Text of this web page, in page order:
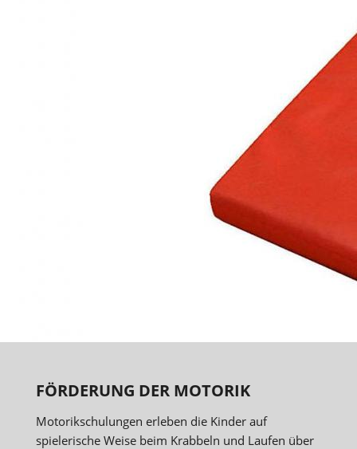
FÖRDERUNG DER MOTORIK
Motorikschulungen erleben die Kinder auf
spielerische Weise beim Krabbeln und Laufen über